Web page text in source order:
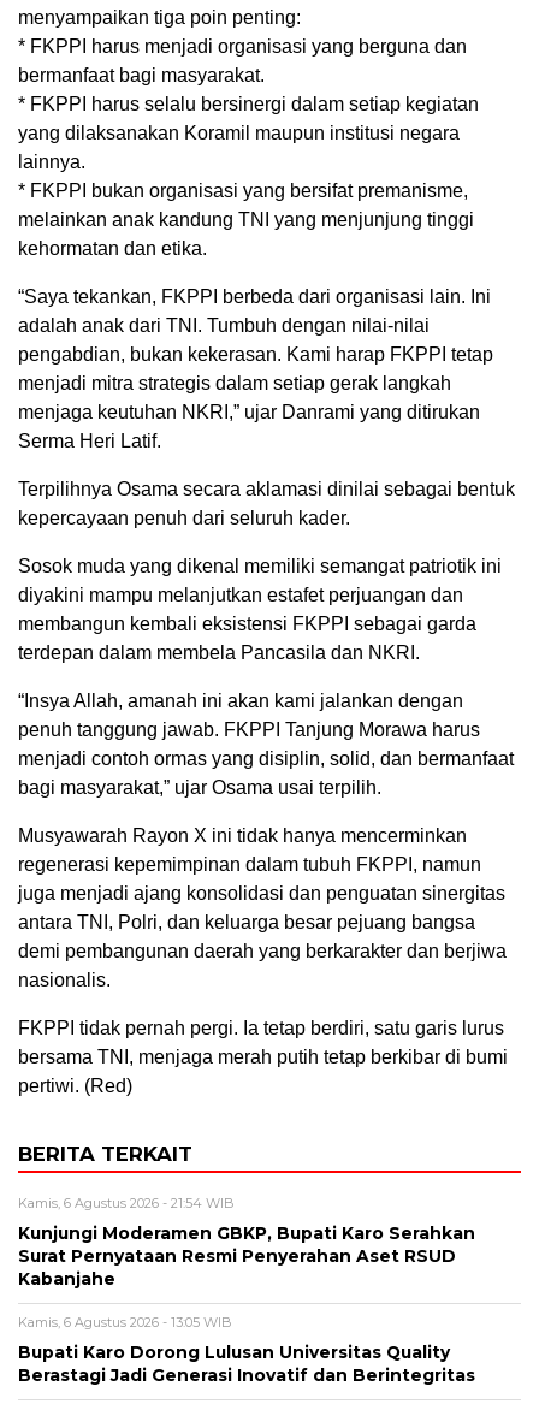
menyampaikan tiga poin penting:
* FKPPI harus menjadi organisasi yang berguna dan
bermanfaat bagi masyarakat.
* FKPPI harus selalu bersinergi dalam setiap kegiatan
yang dilaksanakan Koramil maupun institusi negara
lainnya.
* FKPPI bukan organisasi yang bersifat premanisme,
melainkan anak kandung TNI yang menjunjung tinggi
kehormatan dan etika.
“Saya tekankan, FKPPI berbeda dari organisasi lain. Ini
adalah anak dari TNI. Tumbuh dengan nilai-nilai
pengabdian, bukan kekerasan. Kami harap FKPPI tetap
menjadi mitra strategis dalam setiap gerak langkah
menjaga keutuhan NKRI,” ujar Danrami yang ditirukan
Serma Heri Latif.
Terpilihnya Osama secara aklamasi dinilai sebagai bentuk
kepercayaan penuh dari seluruh kader.
Sosok muda yang dikenal memiliki semangat patriotik ini
diyakini mampu melanjutkan estafet perjuangan dan
membangun kembali eksistensi FKPPI sebagai garda
terdepan dalam membela Pancasila dan NKRI.
“Insya Allah, amanah ini akan kami jalankan dengan
penuh tanggung jawab. FKPPI Tanjung Morawa harus
menjadi contoh ormas yang disiplin, solid, dan bermanfaat
bagi masyarakat,” ujar Osama usai terpilih.
Musyawarah Rayon X ini tidak hanya mencerminkan
regenerasi kepemimpinan dalam tubuh FKPPI, namun
juga menjadi ajang konsolidasi dan penguatan sinergitas
antara TNI, Polri, dan keluarga besar pejuang bangsa
demi pembangunan daerah yang berkarakter dan berjiwa
nasionalis.
FKPPI tidak pernah pergi. Ia tetap berdiri, satu garis lurus
bersama TNI, menjaga merah putih tetap berkibar di bumi
pertiwi. (Red)
BERITA TERKAIT
Kamis, 6 Agustus 2026 - 21:54 WIB
Kunjungi Moderamen GBKP, Bupati Karo Serahkan
Surat Pernyataan Resmi Penyerahan Aset RSUD
Kabanjahe
Kamis, 6 Agustus 2026 - 13:05 WIB
Bupati Karo Dorong Lulusan Universitas Quality
Berastagi Jadi Generasi Inovatif dan Berintegritas